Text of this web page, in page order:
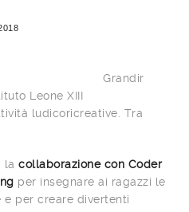
Grandir
Leone XIII
ludicoricreative. Tra
la collaborazione con Coder
per insegnare ai ragazzi le
per creare divertenti